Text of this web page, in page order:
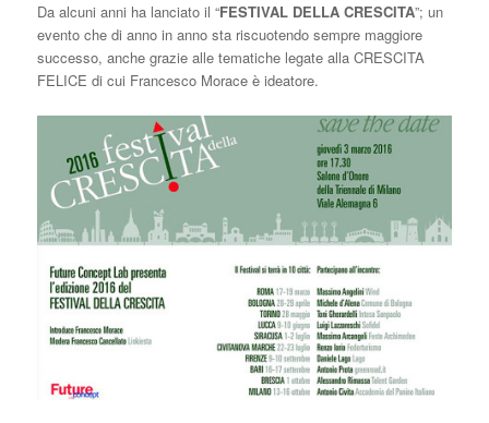
Da alcuni anni ha lanciato il “FESTIVAL DELLA CRESCITA”; un
evento che di anno in anno sta riscuotendo sempre maggiore
successo, anche grazie alle tematiche legate alla CRESCITA
FELICE di cui Francesco Morace è ideatore.